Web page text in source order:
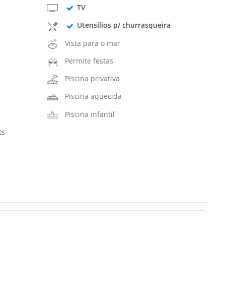
TV
Utensílios p/ churrasqueira
Vista para o mar
Permite festas
Piscina privativa
Piscina aquecida
Piscina infantil